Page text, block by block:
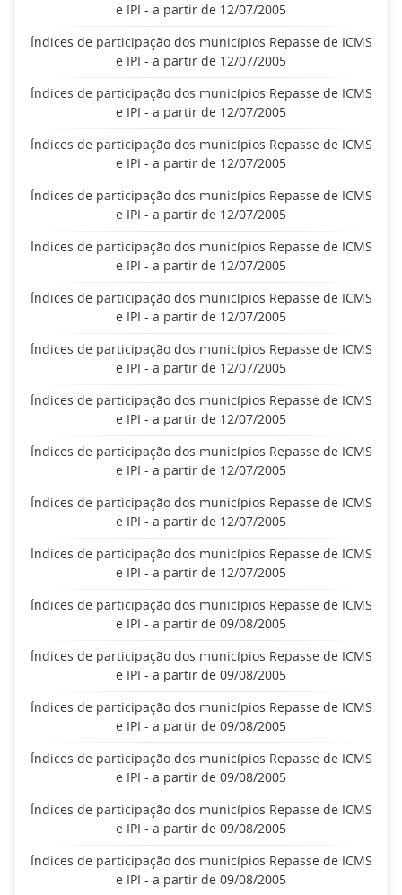
e IPI - a partir de 12/07/2005
Índices de participação dos municípios Repasse de ICMS
e IPI - a partir de 12/07/2005
Índices de participação dos municípios Repasse de ICMS
e IPI - a partir de 12/07/2005
Índices de participação dos municípios Repasse de ICMS
e IPI - a partir de 12/07/2005
Índices de participação dos municípios Repasse de ICMS
e IPI - a partir de 12/07/2005
Índices de participação dos municípios Repasse de ICMS
e IPI - a partir de 12/07/2005
Índices de participação dos municípios Repasse de ICMS
e IPI - a partir de 12/07/2005
Índices de participação dos municípios Repasse de ICMS
e IPI - a partir de 12/07/2005
Índices de participação dos municípios Repasse de ICMS
e IPI - a partir de 12/07/2005
Índices de participação dos municípios Repasse de ICMS
e IPI - a partir de 12/07/2005
Índices de participação dos municípios Repasse de ICMS
e IPI - a partir de 12/07/2005
Índices de participação dos municípios Repasse de ICMS
e IPI - a partir de 12/07/2005
Índices de participação dos municípios Repasse de ICMS
e IPI - a partir de 09/08/2005
Índices de participação dos municípios Repasse de ICMS
e IPI - a partir de 09/08/2005
Índices de participação dos municípios Repasse de ICMS
e IPI - a partir de 09/08/2005
Índices de participação dos municípios Repasse de ICMS
e IPI - a partir de 09/08/2005
Índices de participação dos municípios Repasse de ICMS
e IPI - a partir de 09/08/2005
Índices de participação dos municípios Repasse de ICMS
e IPI - a partir de 09/08/2005